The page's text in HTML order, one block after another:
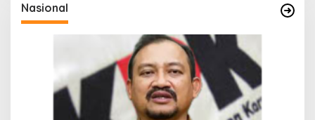
Nasional